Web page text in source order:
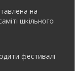
на
шкільного
фестивалі